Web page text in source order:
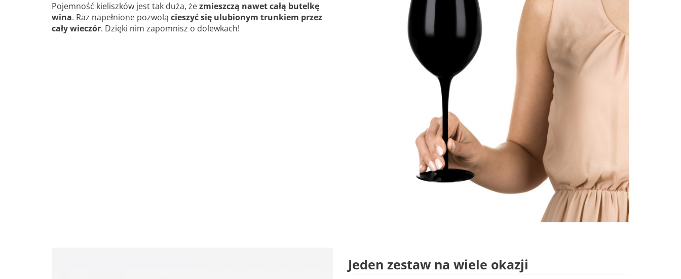
Pojemność kieliszków jest tak duża, żezmieszczą nawet całą butelkę
wina. Raz napełnione pozwolą cieszyć się ulubionym trunkiem przez
cały wieczór. Dzięki nim zapomnisz o dolewkach!
Jeden zestaw na wiele okazji